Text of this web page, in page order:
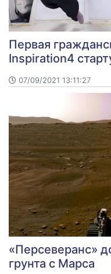
Первая
Inspiration4
07/09/2021 13:11:27
«Персеверанс»
грунта с Марса